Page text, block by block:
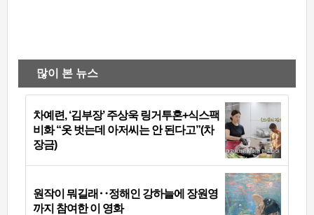
많이 본 뉴스
차예련, ‘김부장’ 주상욱 링거투혼+식스팩
비화 “옷 벗는데 아저씨는 안 된다고”(차
장금)
원작이 뭐길래‥정해인 강하늘에 장원영
까지 참여한 이 영화